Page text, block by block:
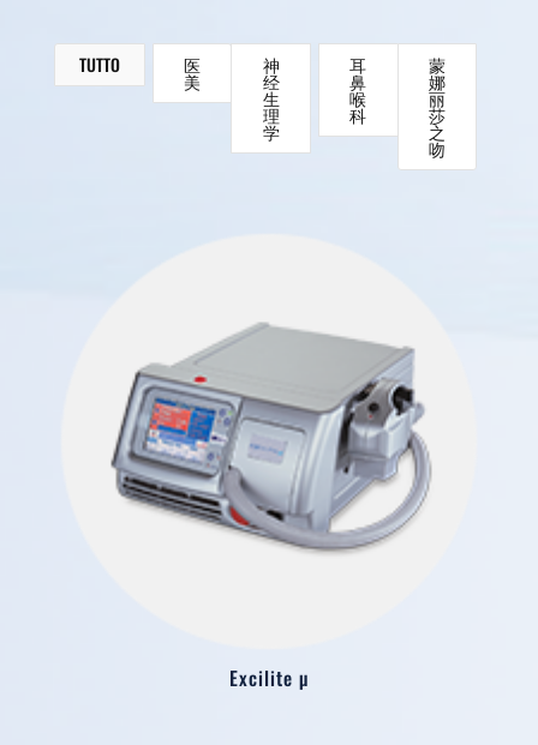
TUTTO 医
美
神
经
生
理
学
耳
鼻
喉
科
蒙
娜
丽
莎
之
吻
Excilite µ